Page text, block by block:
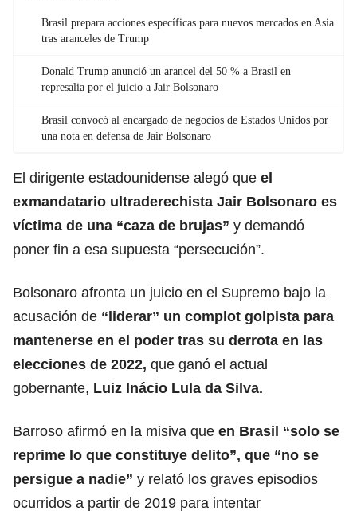
Brasil prepara acciones específicas para nuevos mercados en Asia
tras aranceles de Trump
Donald Trump anunció un arancel del 50 % a Brasil en
represalia por el juicio a Jair Bolsonaro
Brasil convocó al encargado de negocios de Estados Unidos por
una nota en defensa de Jair Bolsonaro
El dirigente estadounidense alegó que el
exmandatario ultraderechista Jair Bolsonaro es
víctima de una “caza de brujas” y demandó
poner fin a esa supuesta “persecución”.
Bolsonaro afronta un juicio en el Supremo bajo la
acusación de “liderar” un complot golpista para
mantenerse en el poder tras su derrota en las
elecciones de 2022, que ganó el actual
gobernante, Luiz Inácio Lula da Silva.
Barroso afirmó en la misiva que en Brasil “solo se
reprime lo que constituye delito”, que “no se
persigue a nadie” y relató los graves episodios
ocurridos a partir de 2019 para intentar